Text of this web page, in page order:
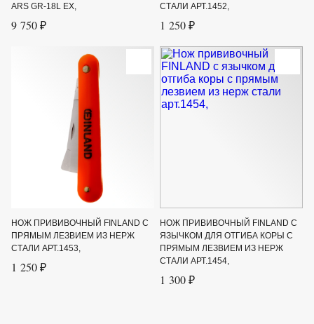
ARS GR-18L EX,
9 750 ₽
СТАЛИ АРТ.1452,
1 250 ₽
НОЖ ПРИВИВОЧНЫЙ FINLAND С
ПРЯМЫМ ЛЕЗВИЕМ ИЗ НЕРЖ
СТАЛИ АРТ.1453,
1 250 ₽
НОЖ ПРИВИВОЧНЫЙ FINLAND С
ЯЗЫЧКОМ ДЛЯ ОТГИБА КОРЫ С
ПРЯМЫМ ЛЕЗВИЕМ ИЗ НЕРЖ
СТАЛИ АРТ.1454,
1 300 ₽